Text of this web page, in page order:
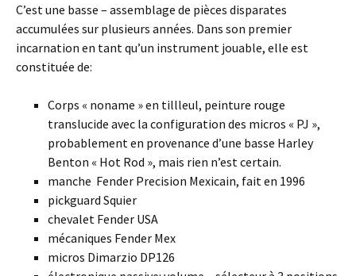
C’est une basse – assemblage de pièces disparates
accumulées sur plusieurs années. Dans son premier
incarnation en tant qu’un instrument jouable, elle est
constituée de:
Corps « noname » en tillleul, peinture rouge
translucide avec la configuration des micros « PJ »,
probablement en provenance d’une basse Harley
Benton « Hot Rod », mais rien n’est certain.
manche Fender Precision Mexicain, fait en 1996
pickguard Squier
chevalet Fender USA
mécaniques Fender Mex
micros Dimarzio DP126